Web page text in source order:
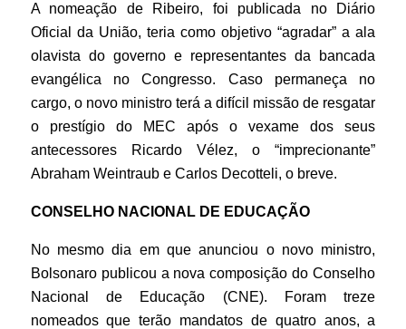
A nomeação de Ribeiro, foi publicada no Diário
Oficial da União, teria como objetivo “agradar” a ala
olavista do governo e representantes da bancada
evangélica no Congresso. Caso permaneça no
cargo, o novo ministro terá a difícil missão de resgatar
o prestígio do MEC após o vexame dos seus
antecessores Ricardo Vélez, o “imprecionante”
Abraham Weintraub e Carlos Decotteli, o breve.
CONSELHO NACIONAL DE EDUCAÇÃO
No mesmo dia em que anunciou o novo ministro,
Bolsonaro publicou a nova composição do Conselho
Nacional de Educação (CNE). Foram treze
nomeados que terão mandatos de quatro anos, a